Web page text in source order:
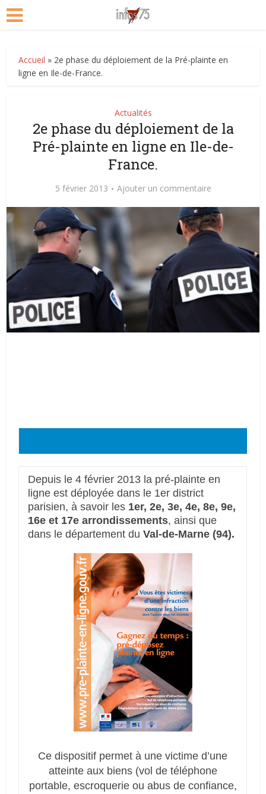
Accueil » 2e phase du déploiement de la Pré-plainte en
ligne en Ile-de-France.
Actualités
2e phase du déploiement de la
Pré-plainte en ligne en Ile-de-
France.
5 février 2013 Ajouter un commentaire
Depuis le 4 février 2013 la pré-plainte en
ligne est déployée dans le 1er district
parisien, à savoir les 1er, 2e, 3e, 4e, 8e, 9e,
16e et 17e arrondissements, ainsi que
dans le département duVal-de-Marne (94).
Ce dispositif permet à une victime d’une
atteinte aux biens (vol de téléphone
portable, escroquerie ou abus de confiance,